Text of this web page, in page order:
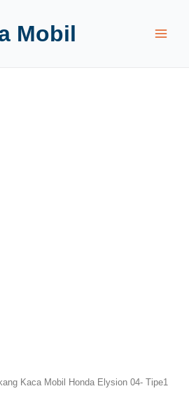
Mobil
Kaca Mobil Honda Elysion 04- Tipe1